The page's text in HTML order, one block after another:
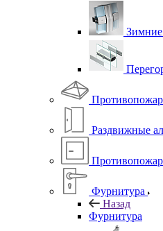
Раздвижные
Фурнитура
Назад
Фурнитура